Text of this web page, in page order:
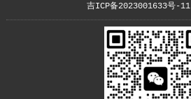
吉ICP备2023001633号-11